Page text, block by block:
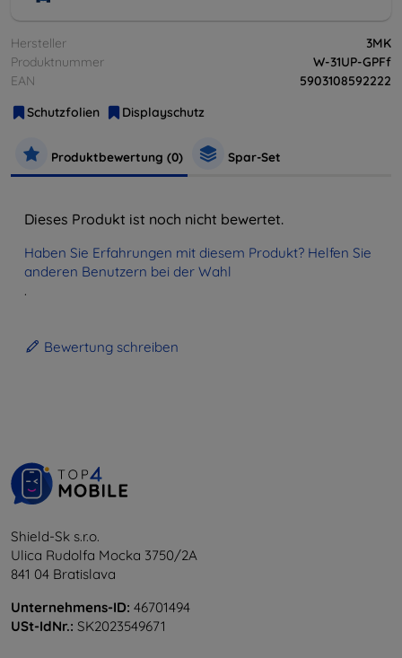
Hersteller
3MK
Produktnummer
W-31UP-GPFf
EAN
5903108592222
Schutzfolien
Displayschutz
Produktbewertung (0) Spar-Set
Dieses Produkt ist noch nicht bewertet.
Haben Sie Erfahrungen mit diesem Produkt? Helfen Sie
anderen Benutzern bei der Wahl
.
Bewertung schreiben
Shield-Sk s.r.o.
Ulica Rudolfa Mocka 3750/2A
841 04 Bratislava
Unternehmens-ID: 46701494
USt-IdNr.: SK2023549671